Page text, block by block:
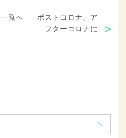
一覧へ
ポストコロナ、ア
フターコロナに